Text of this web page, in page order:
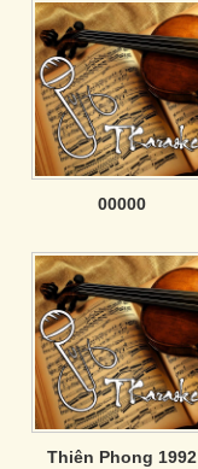
00000
Thiên Phong 1992